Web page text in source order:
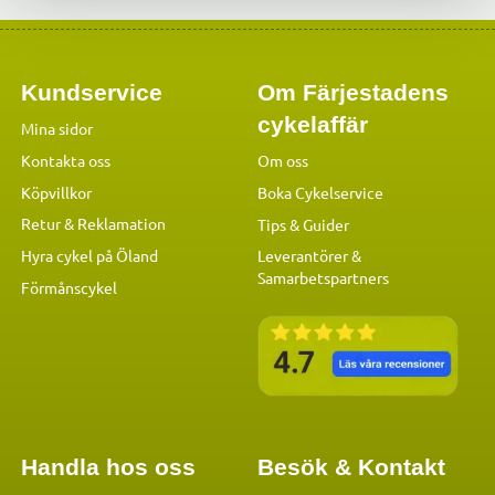
Kundservice
Mina sidor
Kontakta oss
Köpvillkor
Retur & Reklamation
Hyra cykel på Öland
Förmånscykel
Om Färjestadens
cykelaffär
Om oss
Boka Cykelservice
Tips & Guider
Leverantörer &
Samarbetspartners
Handla hos oss Besök & Kontakt